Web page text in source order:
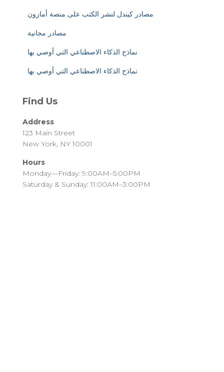
مصادر كيندل لنشر الكتب على منصة أمازون
مصادر مجانية
نماذج الذكاء الاصطناعي التي أوصي بها
نماذج الذكاء الاصطناعي التي أوصي بها
Find Us
Address
123 Main Street
New York, NY 10001
Hours
Monday—Friday: 9:00AM–5:00PM
Saturday & Sunday: 11:00AM–3:00PM